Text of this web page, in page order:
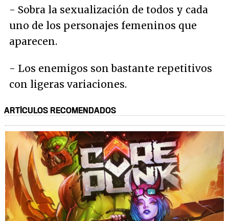
- Sobra la sexualización de todos y cada
uno de los personajes femeninos que
aparecen.
- Los enemigos son bastante repetitivos
con ligeras variaciones.
ARTÍCULOS RECOMENDADOS